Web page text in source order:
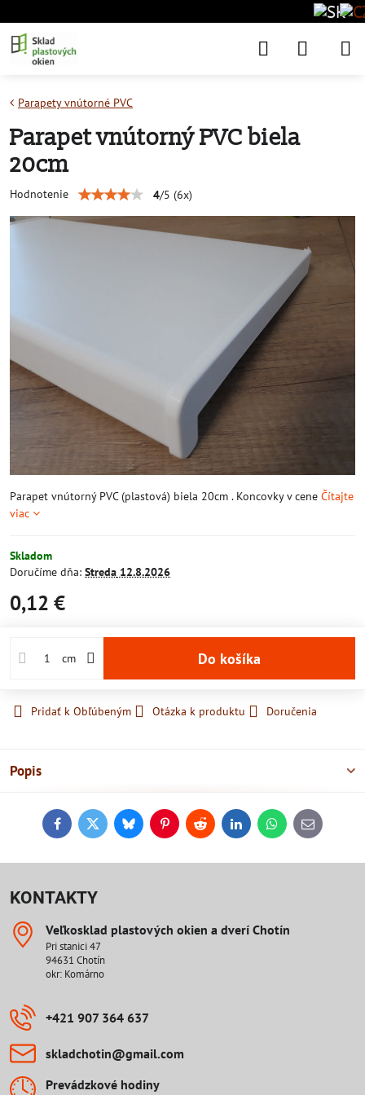
Parapety vnútorné PVC
Parapet vnútorný PVC biela
20cm
Hodnotenie 4/5 (6x)
Parapet vnútorný PVC (plastová) biela 20cm . Koncovky v cene Čítajte
viac
Skladom
Doručíme dňa: Streda 12.8.2026
0,12 €
cm Do košíka
Pridať k Obľúbeným Otázka k produktu Doručenia
Popis
FacebookTwitterBlueskyPinterestReddit LinkedInWhatsApp
E-
mail
KONTAKTY
Veľkosklad plastových okien a dverí Chotín
Pri stanici 47
94631 Chotín
okr: Komárno
+421 907 364 637
skladchotin​@gmail​.com
Prevádzkové hodiny